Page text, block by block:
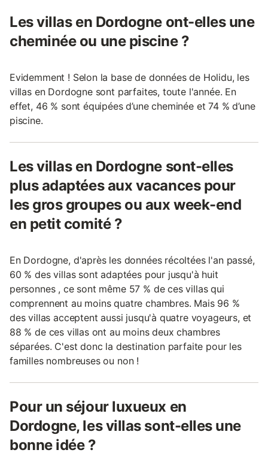
Les villas en Dordogne ont-elles une
cheminée ou une piscine ?
Evidemment ! Selon la base de données de Holidu, les
villas en Dordogne sont parfaites, toute l'année. En
effet, 46 % sont équipées d’une cheminée et 74 % d’une
piscine.
Les villas en Dordogne sont-elles
plus adaptées aux vacances pour
les gros groupes ou aux week-end
en petit comité ?
En Dordogne, d'après les données récoltées l'an passé,
60 % des villas sont adaptées pour jusqu'à huit
personnes , ce sont même 57 % de ces villas qui
comprennent au moins quatre chambres. Mais 96 %
des villas acceptent aussi jusqu'à quatre voyageurs, et
88 % de ces villas ont au moins deux chambres
séparées. C'est donc la destination parfaite pour les
familles nombreuses ou non !
Pour un séjour luxueux en
Dordogne, les villas sont-elles une
bonne idée ?